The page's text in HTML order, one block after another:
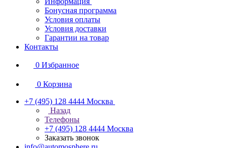
Бонусная программа
Условия оплаты
Условия доставки
Гарантии на товар
Контакты
0 Избранное
0 Корзина
+7 (495) 128 4444 Москва
Назад
Телефоны
+7 (495) 128 4444 Москва
Заказать звонок